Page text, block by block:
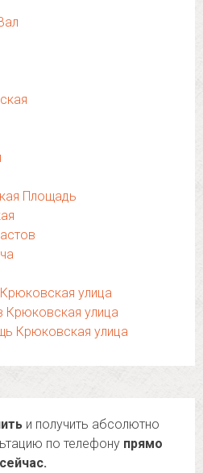
Площадь
улица
Крюковская улица
Крюковская улица
и получить абсолютно
по телефону прямо
сейчас.